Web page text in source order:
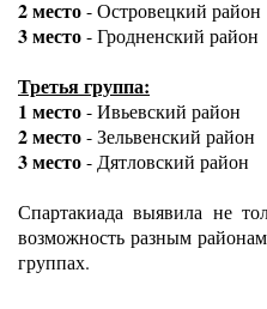
2 место - Островецкий район
3 место - Гродненский район
Третья группа:
1 место - Ивьевский район
2 место - Зельвенский район
3 место - Дятловский район
Спартакиада выявила не
возможность разным
группах.